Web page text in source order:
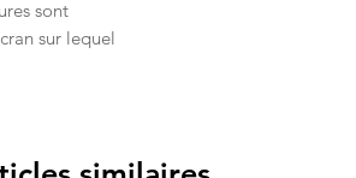
sont
sur lequel